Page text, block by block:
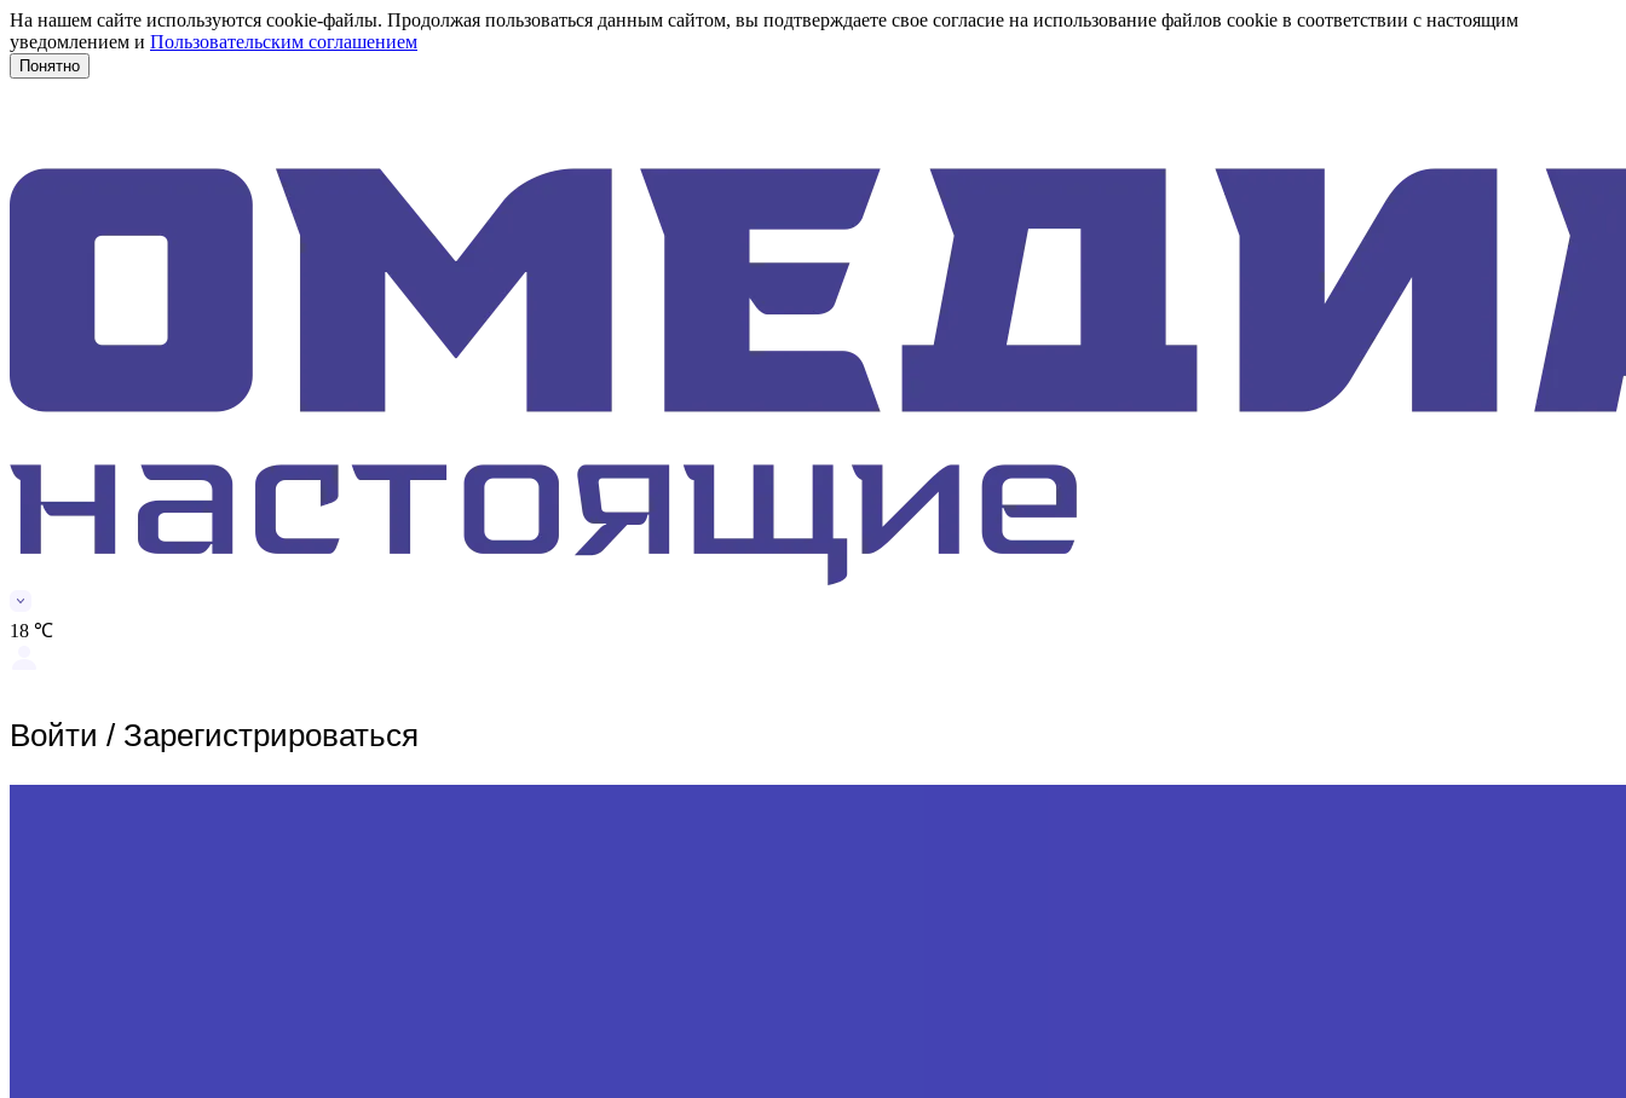
На нашем сайте используются cookie-файлы. Продолжая пользоваться данным сайтом, вы подтверждаете свое согласие на использование файлов cookie в соответствии с настоящим
уведомлением и Пользовательским соглашением
Понятно
18 ℃
Войти / Зарегистрироваться